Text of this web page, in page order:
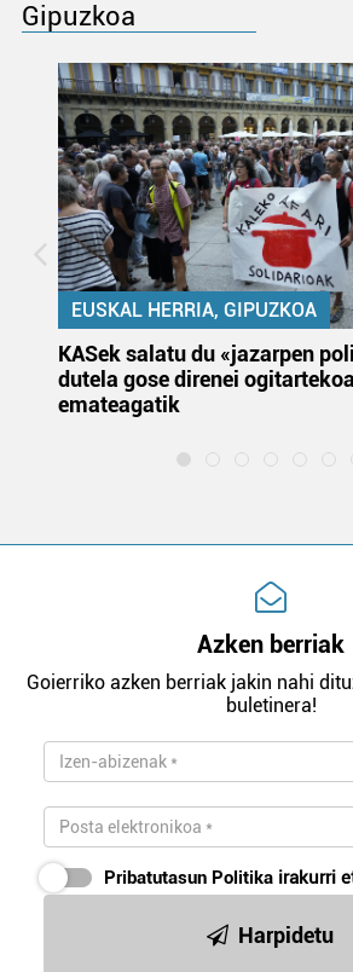
Gipuzkoa
EUSKAL HERRIA, GIPUZKOA
KASek salatu du «jazarpen
dutela gose direnei
emateagatik
Azken berriak
Goierriko azken berriak jakin nahi
buletinera!
Pribatutasun Politika irakurri
Harpidetu